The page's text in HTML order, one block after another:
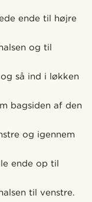
ende til højre
og til
så ind i løkken
bagsiden af den
og igennem
ende op til
til venstre.